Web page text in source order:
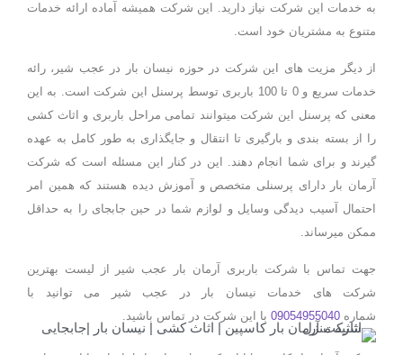
به خدمات این شرکت نیاز دارید. این شرکت همیشه آماده ارائه خدمات
متنوع به مشتریان خود است.
از دیگر مزیت های این شرکت در حوزه نیسان بار در عجب شیر، رائه
خدمات سریع و 0 تا 100 باربری توسط پرسنل این شرکت است. به این
معنی که پرسنل این شرکت میتوانند تمامی مراحل باربری و اثاث کشی
را از بسته بندی و بارگیری تا انتقال و جایگذاری به طور کامل به عهده
گیرند و برای شما انجام دهند. این در کنار این مسئله است که شرکت
آرمان بار دارای پرسنلی متخصص و آموزش دیده هستند که همین امر
احتمال آسیب دیدگی وسایل و لوازم شما در حین جابجای را به حداقل
ممکن میرساند.
جهت تماس با شرکت باربری آرمان بار عجب شیر از لیست بهترین
شرکت های خدمات نیسان بار در عجب شیر می توانید با
شماره09054955040 با این شرکت در تماس باشید.